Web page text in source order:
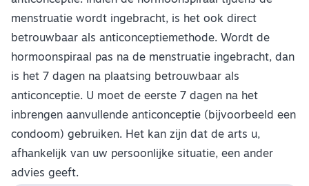
menstruatie wordt ingebracht, is het ook direct
betrouwbaar als anticonceptiemethode. Wordt de
hormoonspiraal pas na de menstruatie ingebracht, dan
is het 7 dagen na plaatsing betrouwbaar als
anticonceptie. U moet de eerste 7 dagen na het
inbrengen aanvullende anticonceptie (bijvoorbeeld een
condoom) gebruiken. Het kan zijn dat de arts u,
afhankelijk van uw persoonlijke situatie, een ander
advies geeft.